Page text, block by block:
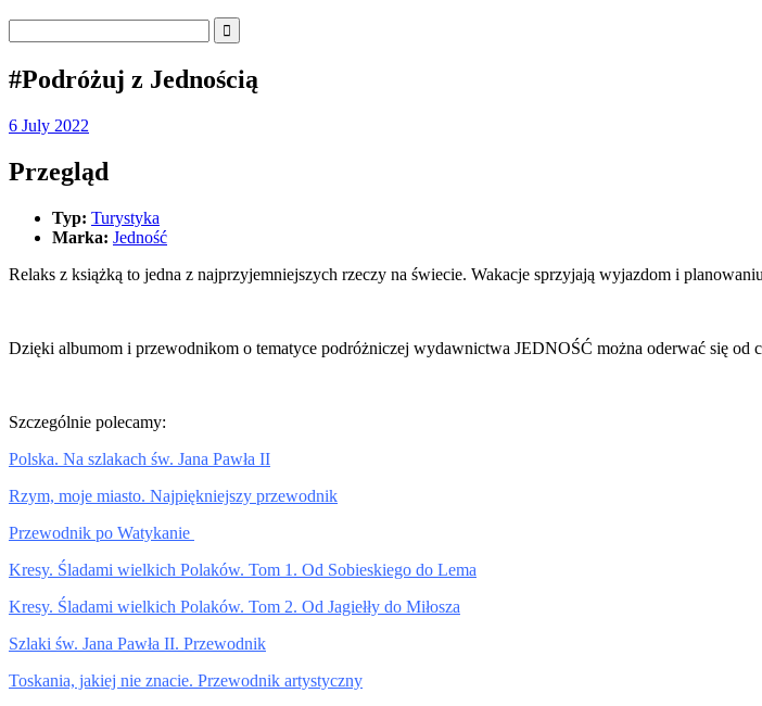
#Podróżuj z Jednością
6 July 2022
Przegląd
Typ: Turystyka
Marka: Jedność
Relaks z książką to jedna z najprzyjemniejszych rzeczy na świecie. Wakacje sprzyjają wyjazdom i
Dzięki albumom i przewodnikom o tematyce podróżniczej wydawnictwa JEDNOŚĆ można oderwać się od
Szczególnie polecamy:
Polska. Na szlakach św. Jana Pawła II
Rzym, moje miasto. Najpiękniejszy przewodnik
Przewodnik po Watykanie
Kresy. Śladami wielkich Polaków. Tom 1. Od Sobieskiego do Lema
Kresy. Śladami wielkich Polaków. Tom 2. Od Jagiełły do Miłosza
Szlaki św. Jana Pawła II. Przewodnik
Toskania, jakiej nie znacie. Przewodnik artystyczny